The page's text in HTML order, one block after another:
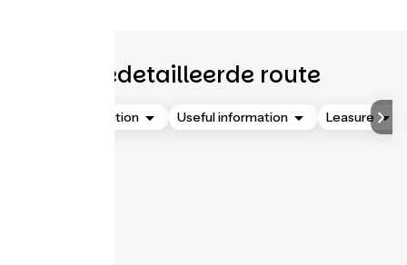
Gedetailleerde route
Accommodation Useful information Leasure